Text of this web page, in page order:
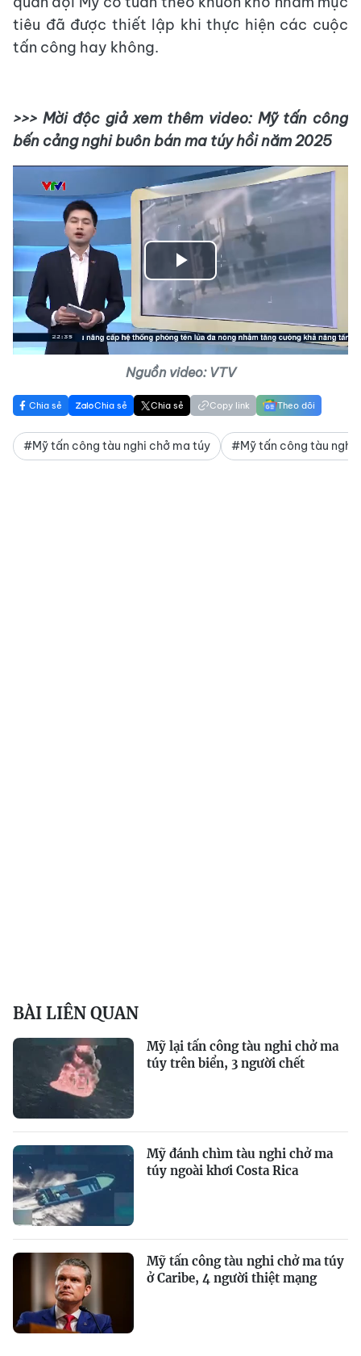
tiêu đã được thiết lập khi thực hiện các cuộc
tấn công hay không.
>>> Mời độc giả xem thêm video: Mỹ tấn công
bến cảng nghi buôn bán ma túy hồi năm 2025
Play
Video
Nguồn video: VTV
Chia sẻ Chia sẻ Chia sẻ Copy link Theo dõi
#Mỹ tấn công tàu nghi chở ma túy #Mỹ tấn công tàu nghi
BÀI LIÊN QUAN
Mỹ lại tấn công tàu nghi chở ma
túy trên biển, 3 người chết
Mỹ đánh chìm tàu nghi chở ma
túy ngoài khơi Costa Rica
Mỹ tấn công tàu nghi chở ma túy
ở Caribe, 4 người thiệt mạng